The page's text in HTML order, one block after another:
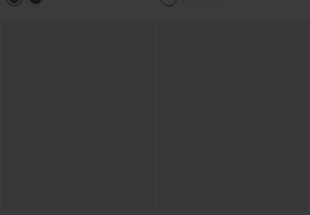
asymétrique (plus court devant, plus